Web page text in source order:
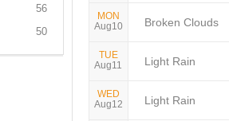
56
50
MON
Aug10
Broken Clouds
TUE
Aug11
Light Rain
WED
Aug12
Light Rain